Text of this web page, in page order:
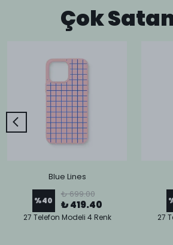
Çok
Blue Lines
%40
₺ 699.00
₺ 419.40
27 Telefon Modeli 4 Renk 27